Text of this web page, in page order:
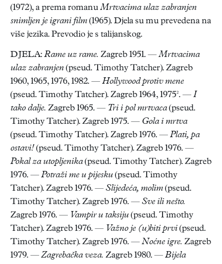
(1972), a prema romanuMrtvacima ulaz zabranjen
snimljen je igrani film (1965). Djela su mu prevedena na
više jezika. Prevodio je s talijanskog.
DJELA: Rame uz rame. Zagreb 1951. —Mrtvacima
ulaz zabranjen (pseud. Timothy Tatcher). Zagreb
1960, 1965, 1976, 1982. — Hollywood protiv mene
(pseud. Timothy Tatcher). Zagreb 1964, 1975². — I
tako dalje. Zagreb 1965. — Tri i pol mrtvaca(pseud.
Timothy Tatcher). Zagreb 1975. — Gola i mrtva
(pseud. Timothy Tatcher). Zagreb 1976. — Plati, pa
ostavi! (pseud. Timothy Tatcher). Zagreb 1976. —
Pokal za utopljenika(pseud. Timothy Tatcher). Zagreb
1976. — Potraži me u pijesku (pseud. Timothy
Tatcher). Zagreb 1976. — Slijedeća, molim (pseud.
Timothy Tatcher). Zagreb 1976. — Sve ili nešto.
Zagreb 1976. — Vampir u taksiju (pseud. Timothy
Tatcher). Zagreb 1976. — Važno je (u)biti prvi (pseud.
Timothy Tatcher). Zagreb 1976. — Noćne igre. Zagreb
1979. — Zagrebačka veza. Zagreb 1980. — Bijela